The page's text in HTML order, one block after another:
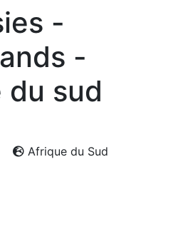
-
-
sud
Afrique du Sud